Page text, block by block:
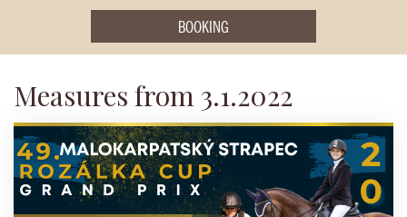
BOOKING
Measures from 3.1.2022